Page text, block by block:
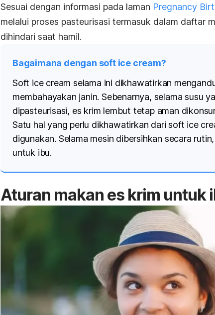
Sesuai dengan informasi pada laman Pregnancy
melalui proses pasteurisasi termasuk dalam daftar
dihindari saat hamil.
Bagaimana dengan soft ice cream?
Soft ice cream selama ini dikhawatirkan
membahayakan janin.Sebenarnya, selama susu
dipasteurisasi, es krim lembut tetap aman
Satu hal yang perlu dikhawatirkan darisoft ice
digunakan. Selama mesin dibersihkan secara
untuk ibu.
Aturan makan es krim untuk